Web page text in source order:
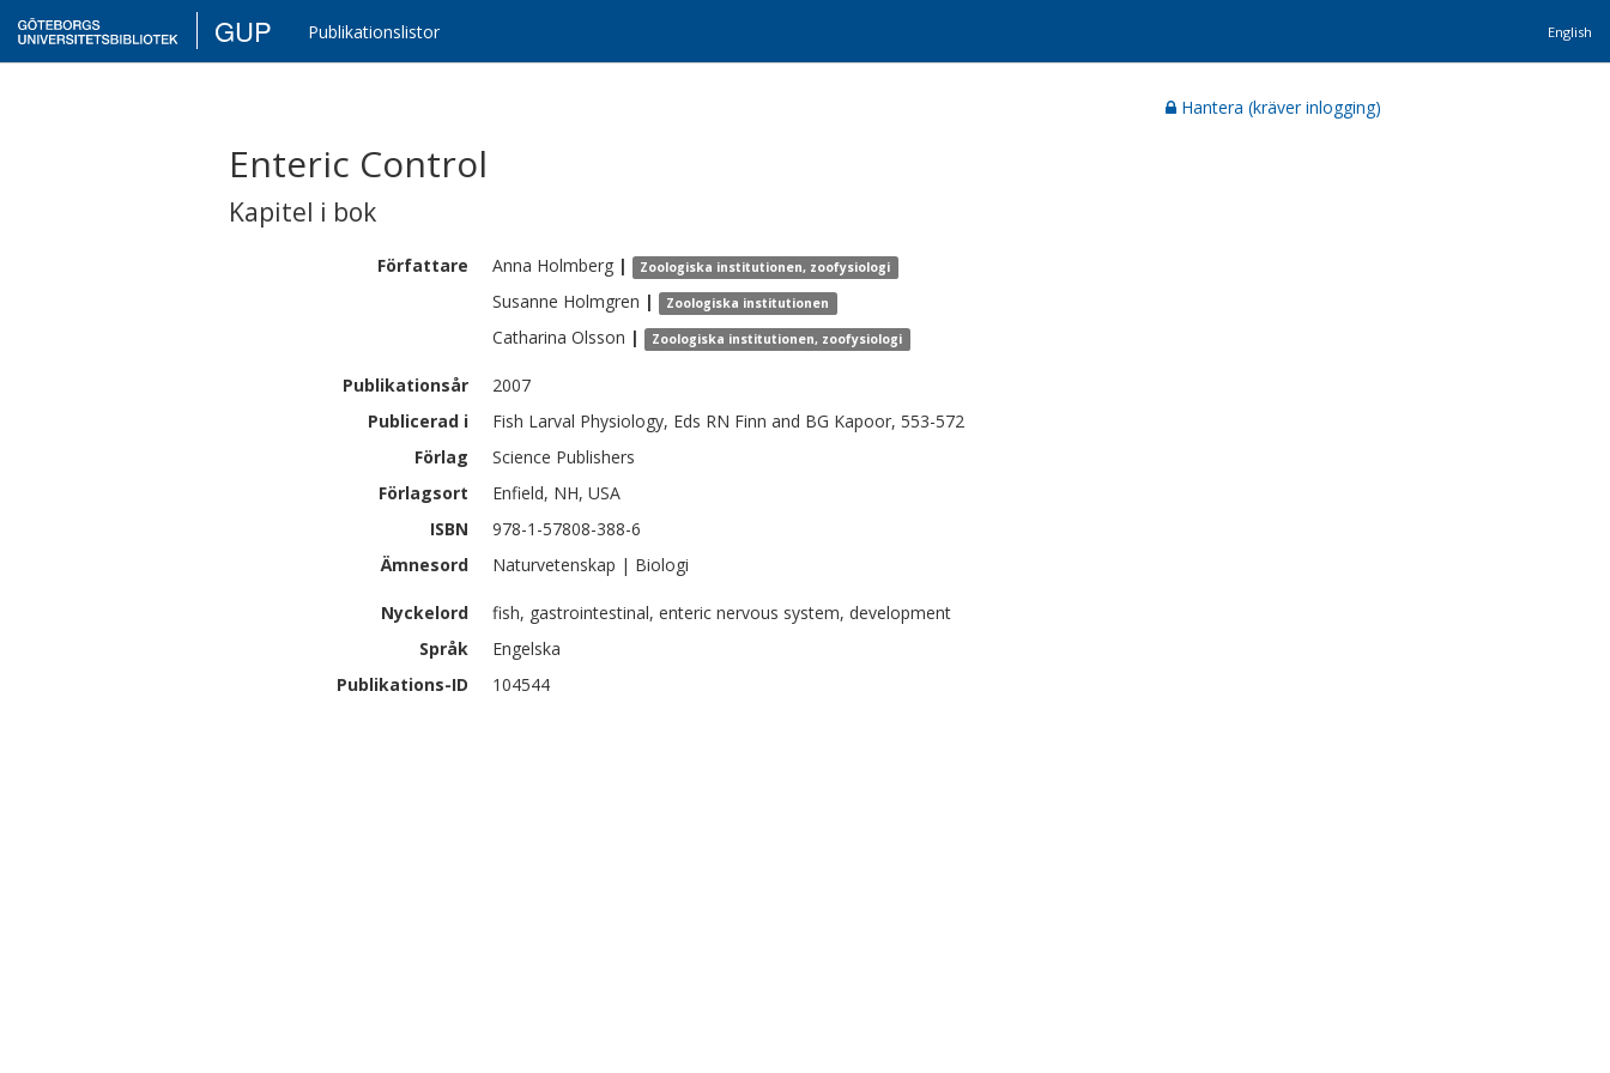
GUP Publikationslistor English
Hantera (kräver inlogging)
Enteric Control
Kapitel i bok
Författare Anna Holmberg | Zoologiska institutionen, zoofysiologi
Susanne Holmgren | Zoologiska institutionen
Catharina Olsson | Zoologiska institutionen, zoofysiologi
Publikationsår
2007
Publicerad i
Fish Larval Physiology, Eds RN Finn and BG Kapoor, 553-572
Förlag
Science Publishers
Förlagsort
Enfield, NH, USA
ISBN
978-1-57808-388-6
Ämnesord
Naturvetenskap | Biologi
Nyckelord
fish, gastrointestinal, enteric nervous system, development
Språk
Engelska
Publikations-ID
104544